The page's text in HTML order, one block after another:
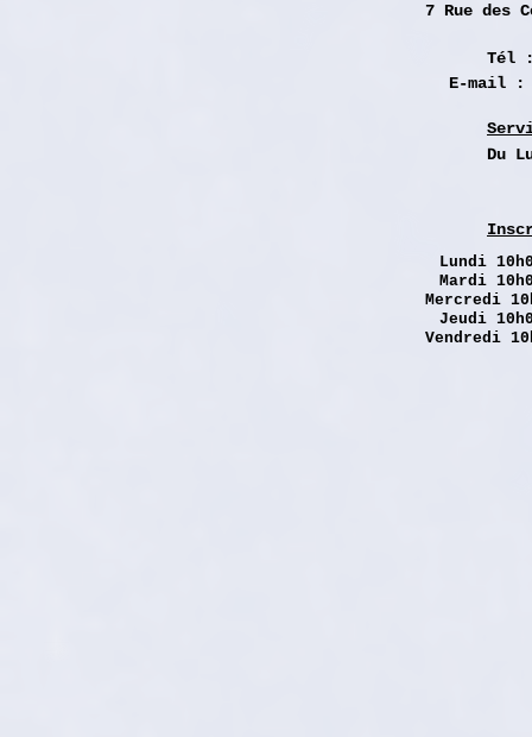
7 Rue des
Tél
E-mail
Du
Lundi
Mardi
Mercredi
Jeudi
Vendredi